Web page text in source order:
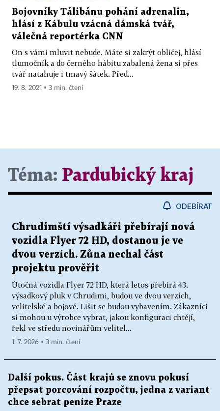
Bojovníky Tálibánu pohání adrenalin,
hlásí z Kábulu vzácná dámská tvář,
válečná reportérka CNN
On s vámi mluvit nebude. Máte si zakrýt obličej, hlásí
tlumočník a do černého hábitu zabalená žena si přes
tvář natahuje i tmavý šátek. Před...
19. 8. 2021 ▪ 3 min. čtení
Téma: Pardubický kraj
ODEBÍRAT
Chrudimští výsadkáři přebírají nová
vozidla Flyer 72 HD, dostanou je ve
dvou verzích. Zůna nechal část
projektu prověřit
Útočná vozidla Flyer 72 HD, která letos přebírá 43.
výsadkový pluk v Chrudimi, budou ve dvou verzích,
velitelské a bojové. Lišit se budou vybavením. Zákazníci
si mohou u výrobce vybrat, jakou konfiguraci chtějí,
řekl ve středu novinářům velitel...
1. 7. 2026 ▪ 3 min. čtení
Další pokus. Část krajů se znovu pokusí
přepsat porcování rozpočtu, jedna z variant
chce sebrat peníze Praze